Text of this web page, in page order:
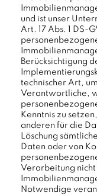
und ist unser
Art. 17 Abs. 1 DS-
Berücksichtigung
technischer Art,
Verantwortliche,
Kenntnis zu
anderen für die
Löschung
Daten oder von
Verarbeitung
Notwendige